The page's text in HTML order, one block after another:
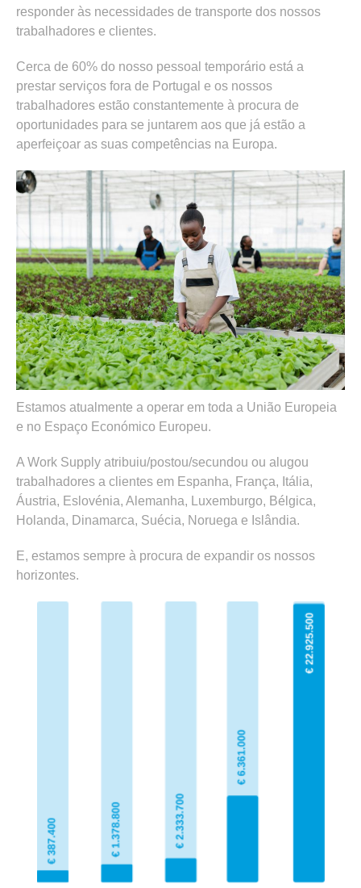
responder às necessidades de transporte dos nossos
trabalhadores e clientes.
Cerca de 60% do nosso pessoal temporário está a
prestar serviços fora de Portugal e os nossos
trabalhadores estão constantemente à procura de
oportunidades para se juntarem aos que já estão a
aperfeiçoar as suas competências na Europa.
Estamos atualmente a operar em toda a União Europeia
e no Espaço Económico Europeu.
A Work Supply atribuiu/postou/secundou ou alugou
trabalhadores a clientes em Espanha, França, Itália,
Áustria, Eslovénia, Alemanha, Luxemburgo, Bélgica,
Holanda, Dinamarca, Suécia, Noruega e Islândia.
E, estamos sempre à procura de expandir os nossos
horizontes.